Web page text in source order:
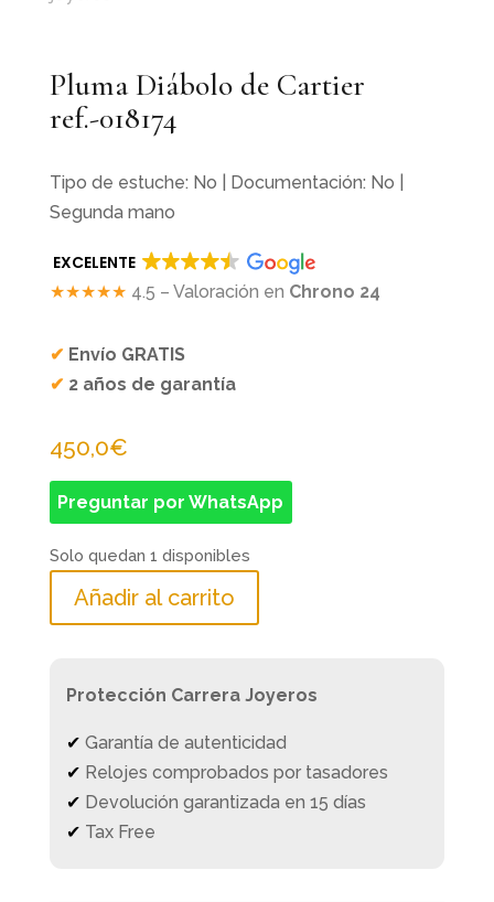
Pluma Diábolo de Cartier
ref.-018174
Tipo de estuche: No | Documentación: No |
Segunda mano
EXCELENTE
★★★★★ 4.5 – Valoración en Chrono 24
✔ Envío GRATIS
✔ 2 años de garantía
450,0€
Preguntar por WhatsApp
Solo quedan 1 disponibles
Añadir al carrito
Protección Carrera Joyeros
✔ Garantía de autenticidad
✔ Relojes comprobados por tasadores
✔ Devolución garantizada en 15 días
✔ Tax Free